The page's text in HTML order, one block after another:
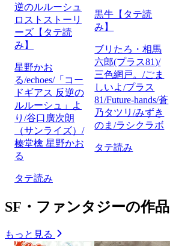
逆のルルーシュ
ロストストーリ
ーズ【タテ読
み】
星野かお
る/echoes/「コー
ドギアス 反逆の
ルルーシュ」よ
り/谷口廣次朗
（サンライズ）/
榛堂檎 星野かお
る
タテ読み
黒牛【タテ読
み】
ブリたろ・相馬
六郎(プラス81)/
三色網戸。/ごま
しいよ/プラス
81/Future-hands/蒼
乃タツリ/みずき
のま/ラシクラボ
タテ読み
SF・ファンタジーの作品
もっと見る